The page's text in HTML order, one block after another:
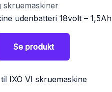
skruemaskiner
udenbatteri 18volt – 1,5Ah
Se produkt